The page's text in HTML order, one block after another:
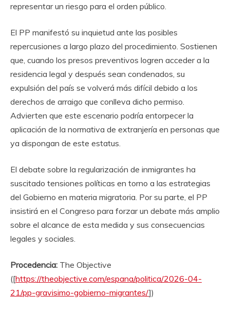
representar un riesgo para el orden público.
El PP manifestó su inquietud ante las posibles
repercusiones a largo plazo del procedimiento. Sostienen
que, cuando los presos preventivos logren acceder a la
residencia legal y después sean condenados, su
expulsión del país se volverá más difícil debido a los
derechos de arraigo que conlleva dicho permiso.
Advierten que este escenario podría entorpecer la
aplicación de la normativa de extranjería en personas que
ya dispongan de este estatus.
El debate sobre la regularización de inmigrantes ha
suscitado tensiones políticas en torno a las estrategias
del Gobierno en materia migratoria. Por su parte, el PP
insistirá en el Congreso para forzar un debate más amplio
sobre el alcance de esta medida y sus consecuencias
legales y sociales.
Procedencia: The Objective
([https://theobjective.com/espana/politica/2026-04-
21/pp-gravisimo-gobierno-migrantes/])